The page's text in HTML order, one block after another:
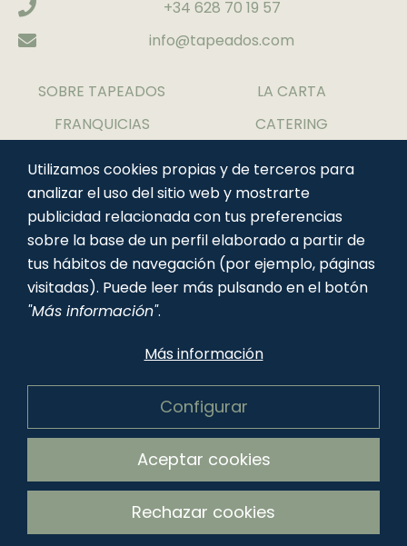
+34 628 70 19 57
info@tapeados.com
SOBRE TAPEADOS
LA CARTA
FRANQUICIAS
CATERING
NOSOTROS
AVISO LEGAL
POLÍTICA DE COOKIES
POLÍTICA DE PRIVACIDAD
Copyright © 2026 TAPEADOS. Todos los derechos
reservados.Diseño web:FuturVia
Utilizamos cookies propias y de terceros para
analizar el uso del sitio web y mostrarte
publicidad relacionada con tus preferencias
sobre la base de un perfil elaborado a partir de
tus hábitos de navegación (por ejemplo, páginas
visitadas). Puede leer más pulsando en el botón
"Más información".
Más información
Configurar
Aceptar cookies
Rechazar cookies